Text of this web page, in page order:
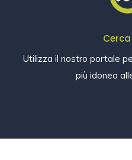
Utilizza il nostro portale
più idonea